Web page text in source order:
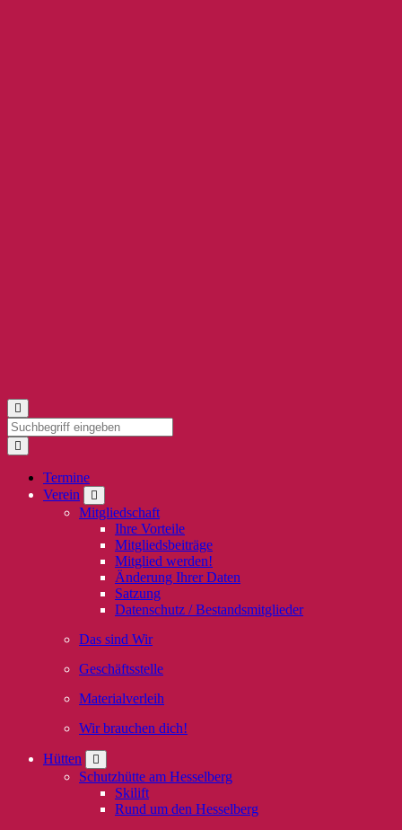
Termine
Verein
Mitgliedschaft
Ihre Vorteile
Mitgliedsbeiträge
Mitglied werden!
Änderung Ihrer Daten
Satzung
Datenschutz / Bestandsmitglieder
Das sind Wir
Geschäftsstelle
Materialverleih
Wir brauchen dich!
Hütten
Schutzhütte am Hesselberg
Skilift
Rund um den Hesselberg